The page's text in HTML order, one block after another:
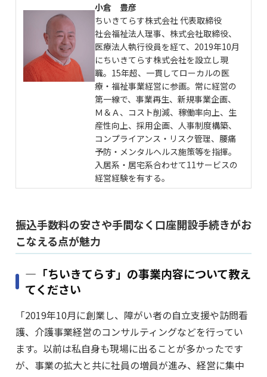
小倉 豊彦
ちいきてらす株式会社 代表取締役
社会福祉法人理事、株式会社取締役、
医療法人執行役員を経て、2019年10月
にちいきてらす株式会社を設立し現
職。15年超、一貫してローカルの医
療・福祉事業経営に参画。常に経営の
第一線で、事業再生、新規事業企画、
Ｍ＆Ａ、コスト削減、稼働率向上、生
産性向上、採用企画、人事制度構築、
コンプライアンス・リスク管理、腰痛
予防・メンタルヘルス施策等を指揮。
入居系・居宅系合わせて11サービスの
経営経験を有する。
振込手数料の安さや手間なく口座開設手続きがお
こなえる点が魅力
―「ちいきてらす」の事業内容について教え
てください
「2019年10月に創業し、障がい者の自立支援や訪問看
護、介護事業経営のコンサルティングなどを行ってい
ます。以前は私自身も現場に出ることが多かったです
が、事業の拡大と共に社員の増員が進み、経営に集中